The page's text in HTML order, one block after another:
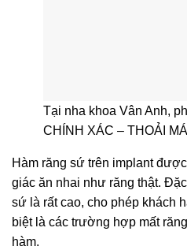
Tại nha khoa Vân Anh,
CHÍNH XÁC – THOẢI MÁI
Hàm răng sứ trên implant
giác ăn nhai như răng thật.
sứ là rất cao, cho phép khách
biệt là các trường hợp mất
hàm.